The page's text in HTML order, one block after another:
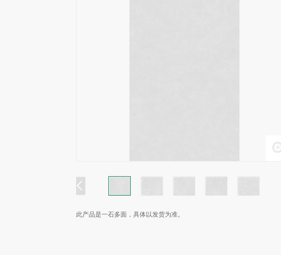
此产品是一石多面，具体以发货为准。